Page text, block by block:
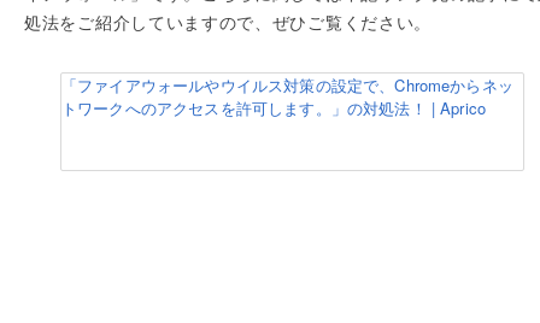
処法をご紹介していますので、ぜひご覧ください。
「ファイアウォールやウイルス対策の設定で、Chromeからネッ
トワークへのアクセスを許可します。」の対処法！ | Aprico